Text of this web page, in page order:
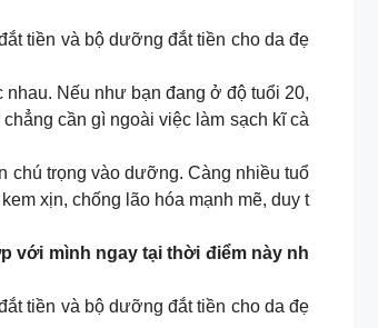
tiền và bộ dưỡng đắt tiền cho da đẹ
Nếu như bạn đang ở độ tuổi 20,
cần gì ngoài việc làm sạch kĩ cà
chú trọng vào dưỡng. Càng nhiều tuổ
xịn, chống lão hóa mạnh mẽ, duy t
với mình ngay tại thời điểm này nh
tiền và bộ dưỡng đắt tiền cho da đẹ